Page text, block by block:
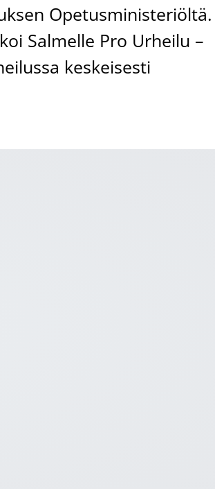
Opetusministeriöltä.
Salmelle Pro Urheilu –
keskeisesti